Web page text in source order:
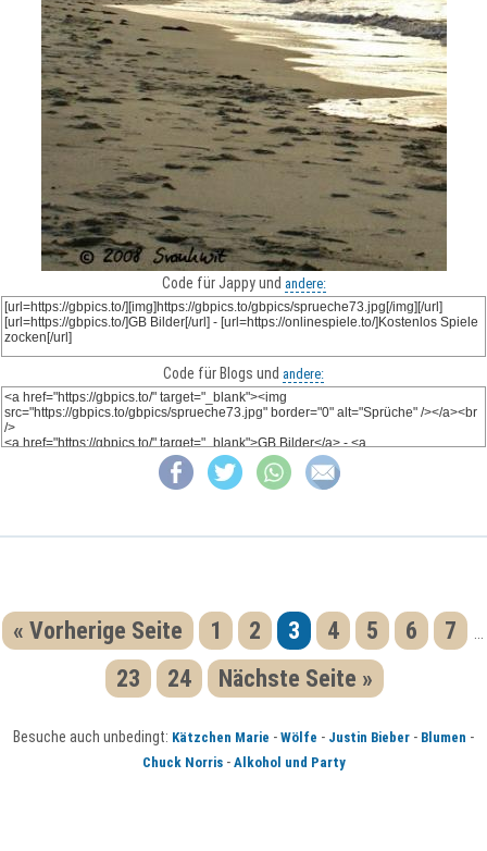
Code für Jappy und andere:
Code für Blogs und andere:
« Vorherige Seite 1 2 3 4 5 6 7 ...
23 24 Nächste Seite »
Besuche auch unbedingt: Kätzchen Marie - Wölfe - Justin Bieber - Blumen -
Chuck Norris- Alkohol und Party